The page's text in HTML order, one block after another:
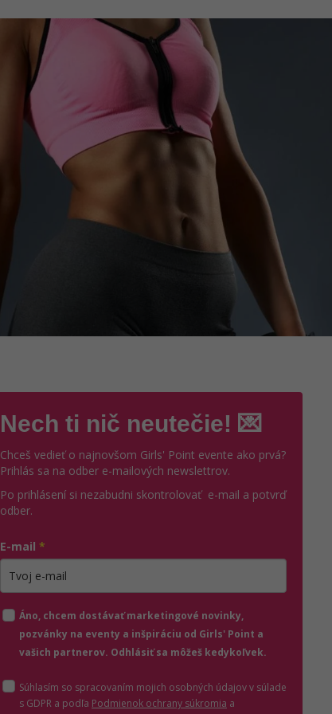
Nech ti nič neutečie! 💌
Chceš vedieť o najnovšom Girls' Point evente ako prvá?
Prihlás sa na odber e-mailových newslettrov.
Po prihlásení si nezabudni skontrolovať e-mail a potvrď
odber.
E-mail *
Áno, chcem dostávať marketingové novinky,
pozvánky na eventy a inšpiráciu od Girls' Point a
vašich partnerov. Odhlásiť sa môžeš kedykoľvek.
Súhlasím so spracovaním mojich osobných údajov v súlade
s GDPR a podľa Podmienok ochrany súkromia (otvorí sa v novom okne)
a